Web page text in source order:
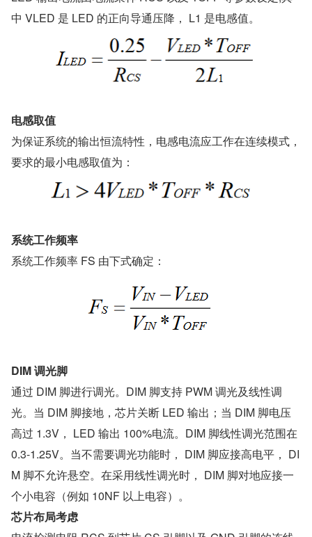
中 VLED 是 LED 的正向导通压降， L1 是电感值。
电感取值
为保证系统的输出恒流特性，电感电流应工作在连续模式，
要求的最小电感取值为：
系统工作频率
系统工作频率 FS 由下式确定：
DIM 调光脚
通过 DIM 脚进行调光。DIM 脚支持 PWM 调光及线性调
光。当 DIM 脚接地，芯片关断 LED 输出；当 DIM 脚电压
高过 1.3V， LED 输出 100%电流。DIM 脚线性调光范围在
0.3-1.25V。当不需要调光功能时， DIM 脚应接高电平， DI
M 脚不允许悬空。在采用线性调光时， DIM 脚对地应接一
个小电容（例如 10NF 以上电容）。
芯片布局考虑